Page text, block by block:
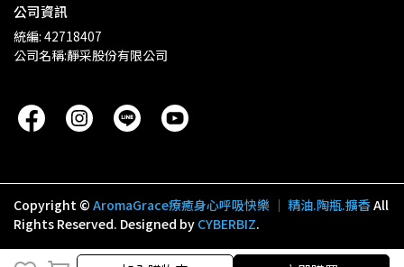
加入購物車
公司資訊
統編: 42718407
公司名稱:靜采股份有限公司
Copyright © AromaGrace療癒身心呼吸快樂 │ 精油.陶瓶.擴香 All
Rights Reserved. Designed by CYBERBIZ.